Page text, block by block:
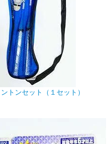
ンセット（１セット）